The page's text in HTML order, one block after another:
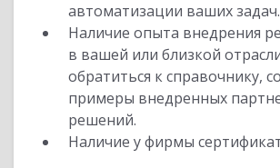
автоматизации ваших задач.
Наличие опыта внедрения
в вашей или близкой
обратиться к справочнику,
примеры внедренных
решений.
Наличие у фирмы